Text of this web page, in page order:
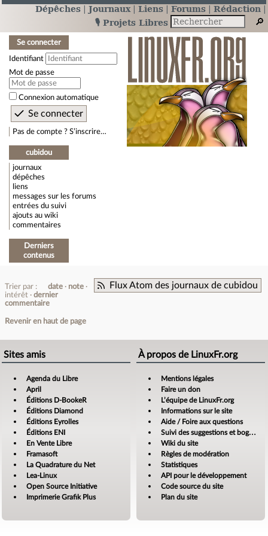
Dépêches Journaux Liens Forums
Rédaction
🎙️ Projets Libres
Se connecter
Identifiant
Mot de passe
Connexion automatique
Pas de compte ? S’inscrire…
cubidou
journaux
dépêches
liens
messages sur les forums
entrées du suivi
ajouts au wiki
commentaires
Derniers
contenus
Flux Atom des journaux de cubidou
Trier par : date
note
intérêt
dernier
commentaire
Revenir en haut de page
Sites amis
Agenda du Libre
April
Éditions D-BookeR
Éditions Diamond
Éditions Eyrolles
Éditions ENI
En Vente Libre
Framasoft
La Quadrature du Net
Lea-Linux
Open Source Initiative
Imprimerie Grafik Plus
À propos de LinuxFr.org
Mentions légales
Faire un don
L’équipe de LinuxFr.org
Informations sur le site
Aide / Foire aux questions
Suivi des suggestions et bogues
Wiki du site
Règles de modération
Statistiques
API pour le développement
Code source du site
Plan du site